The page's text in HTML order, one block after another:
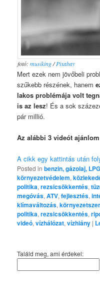
fotó: musiking/Pixabay
Mert ezek nem jövőbeli
szűkebb részének, hanem
lakos problémája volt
is az lesz! És a sok
pár millió.
Az alábbi 3 videót
A cikk egy kattintás után
Posted in benzin, gázolaj, LPG
környezetvédelem,
politika,rezsicsökkentés,
megóvás,ATV,fejlesztés,
klímaváltozás,
politika,rezsicsökkentés,
videó,vízhálózat,vízhiány |
Találd meg, ami érdekel: